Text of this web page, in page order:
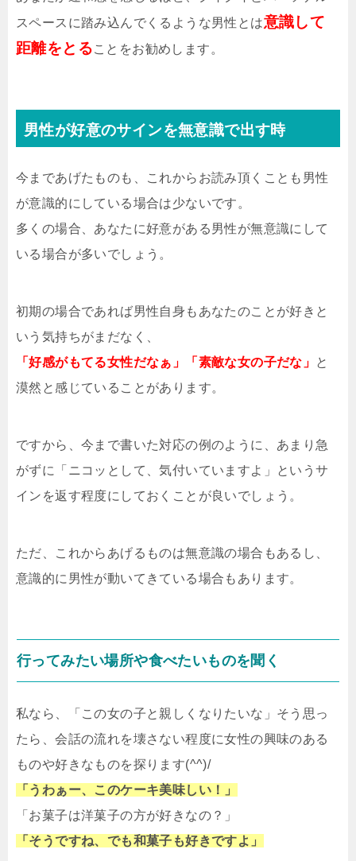
スペースに踏み込んでくるような男性とは意識して
距離をとることをお勧めします。
男性が好意のサインを無意識で出す時
今まであげたものも、これからお読み頂くことも男性
が意識的にしている場合は少ないです。
多くの場合、あなたに好意がある男性が無意識にして
いる場合が多いでしょう。
初期の場合であれば男性自身もあなたのことが好きと
いう気持ちがまだなく、
「好感がもてる女性だなぁ」「素敵な女の子だな」 と
漠然と感じていることがあります。
ですから、今まで書いた対応の例のように、あまり急
がずに「ニコッとして、気付いていますよ」というサ
インを返す程度にしておくことが良いでしょう。
ただ、これからあげるものは無意識の場合もあるし、
意識的に男性が動いてきている場合もあります。
行ってみたい場所や食べたいものを聞く
私なら、「この女の子と親しくなりたいな」そう思っ
たら、会話の流れを壊さない程度に女性の興味のある
ものや好きなものを探ります(^^)/
「うわぁー、このケーキ美味しい！」
「お菓子は洋菓子の方が好きなの？」
「そうですね、でも和菓子も好きですよ」